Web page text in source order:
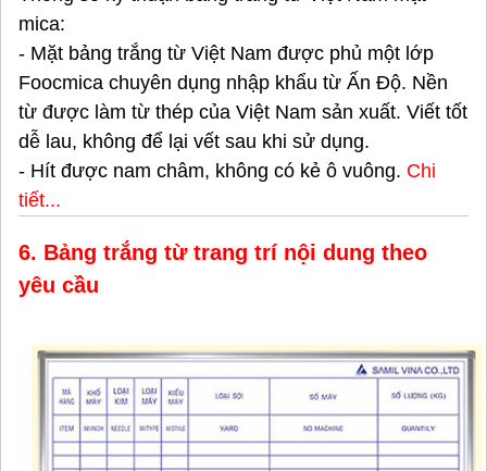
mica:
- Mặt bảng trắng từ Việt Nam được phủ một lớp
Foocmica chuyên dụng nhập khẩu từ Ấn Độ. Nền
từ được làm từ thép của Việt Nam sản xuất. Viết tốt
dễ lau, không để lại vết sau khi sử dụng.
- Hít được nam châm, không có kẻ ô vuông. Chi
tiết...
6. Bảng trắng từ trang trí nội dung theo
yêu cầu